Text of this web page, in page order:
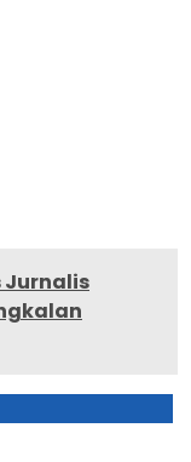
Jurnalis